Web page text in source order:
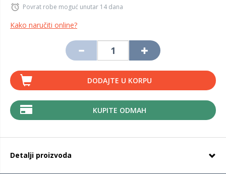
Povrat robe moguć unutar 14 dana
Kako naručiti online?
DODAJTE U KORPU
KUPITE ODMAH
Detalji proizvoda